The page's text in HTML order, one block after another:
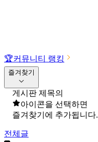
🏆커뮤니티 랭킹
즐겨찾기
게시판 제목의
아이콘을 선택하면
즐겨찾기에 추가됩니다.
전체글